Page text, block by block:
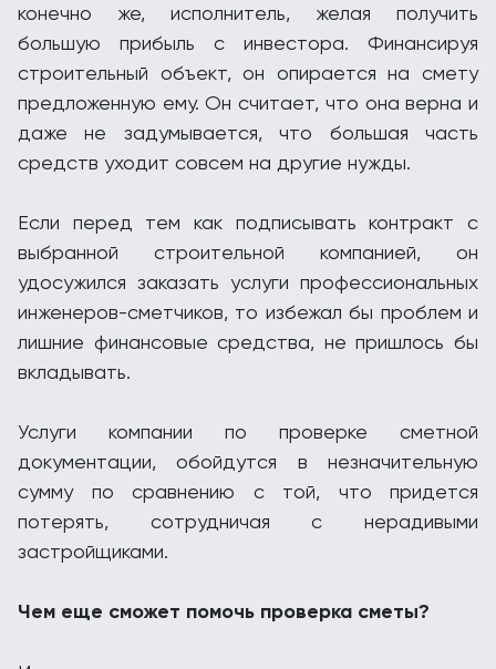
конечно же, исполнитель, желая получить
большую прибыль с инвестора. Финансируя
строительный объект, он опирается на смету
предложенную ему. Он считает, что она верна и
даже не задумывается, что большая часть
средств уходит совсем на другие нужды.
Если перед тем как подписывать контракт с
выбранной строительной компанией, он
удосужился заказать услуги профессиональных
инженеров-сметчиков, то избежал бы проблем и
лишние финансовые средства, не пришлось бы
вкладывать.
Услуги компании по проверке сметной
документации, обойдутся в незначительную
сумму по сравнению с той, что придется
потерять, сотрудничая с нерадивыми
застройщиками.
Чем еще сможет помочь проверка сметы?